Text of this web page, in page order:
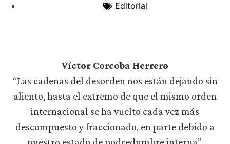
Editorial
Víctor Corcoba Herrero
“Las cadenas del desorden nos están dejando sin
aliento, hasta el extremo de que el mismo orden
internacional se ha vuelto cada vez más
descompuesto y fraccionado, en parte debido a